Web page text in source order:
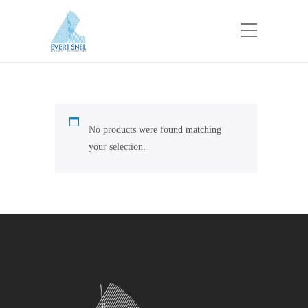
No products were found matching
your selection.